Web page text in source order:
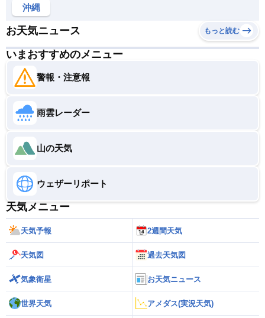
沖縄
お天気ニュース もっと読む
いまおすすめのメニュー
警報・注意報
雨雲レーダー
山の天気
ウェザーリポート
天気メニュー
天気予報 2週間天気
天気図 過去天気図
気象衛星 お天気ニュース
世界天気 アメダス(実況天気)